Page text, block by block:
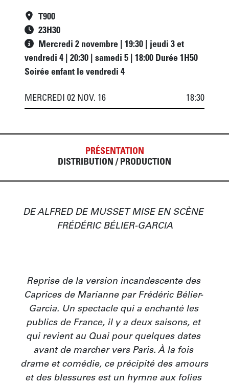
T900
23H30
Mercredi 2 novembre | 19:30 | jeudi 3 et
vendredi 4 | 20:30 | samedi 5 | 18:00 Durée 1H50
Soirée enfant le vendredi 4
MERCREDI 02 NOV. 16 18:30
PRÉSENTATION
DISTRIBUTION / PRODUCTION
DE ALFRED DE MUSSET MISE EN SCÈNE
FRÉDÉRIC BÉLIER-GARCIA
Reprise de la version incandescente des
Caprices de Marianne par Frédéric Bélier-
Garcia. Un spectacle qui a enchanté les
publics de France, il y a deux saisons, et
qui revient au Quai pour quelques dates
avant de marcher vers Paris. À la fois
drame et comédie, ce précipité des amours
et des blessures est un hymne aux folies